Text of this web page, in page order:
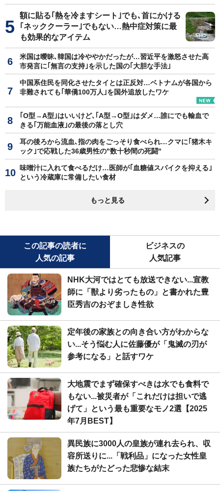
額に貼る｢熱を冷ますシート｣でも､首にかける
｢ネッククーラー｣でもない…熱中症対策に最
も効果的なアイテム
米国は曖昧､韓国は冷ややかだったが…習近平を激怒させた高
市発言に｢無言の支持｣を示した国の｢大胆な手法｣
中国系住民を同化させたタイとは正反対…ベトナムが各国から
非難されても｢華僑100万人｣を国外追放したワケ
｢O型→A型｣はいいけど､｢A型→O型｣はダメ…誰にでも輸血で
きる｢万能血液｣の最後の落とし穴
耳の後ろから流血､指の肉をごっそり食べられ…クマに｢猪木キ
ック｣で応戦した36歳男性の"数十秒間の死闘"
味噌汁に入れて食べるだけ…医師が｢血糖値スパイクを抑える｣
という冷蔵庫に常備したい食材
もっと見る
この記事の読者に
人気の記事
ビジネスの
人気記事
NHK大河ではとても放送できない...宣教
師に「獣より劣ったもの」と書かれた豊
臣秀吉のおぞましき性欲
定年後の家族との向き合い方がわからな
い...そう悩む人に佐藤優が「鬼滅の刃が
参考になる」と話すワケ
大地震でまず確保すべきは水でも食料で
もない...被災者が「これだけは担いで逃
げて」という最も重要なモノ2選【2025
年7月BEST】
異民族に3000人の皇族が連れ去られ、収
容所送りに...「戦利品」になった女性皇
族たちがたどった悲惨な結末